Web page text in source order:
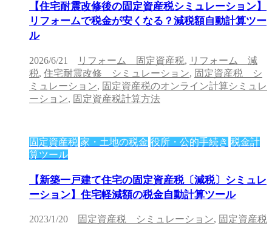
【住宅耐震改修後の固定資産税シミュレーション】
リフォームで税金が安くなる？減税額自動計算ツー
ル
2026/6/21 リフォーム 固定資産税, リフォーム 減
税, 住宅耐震改修 シミュレーション, 固定資産税 シ
ミュレーション, 固定資産税のオンライン計算シミュレ
ーション, 固定資産税計算方法
固定資産税 家・土地の税金 役所・公的手続き 税金計
算ツール
【新築一戸建て住宅の固定資産税〔減税〕シミュレ
ーション】住宅軽減額の税金自動計算ツール
2023/1/20 固定資産税 シミュレーション, 固定資産税